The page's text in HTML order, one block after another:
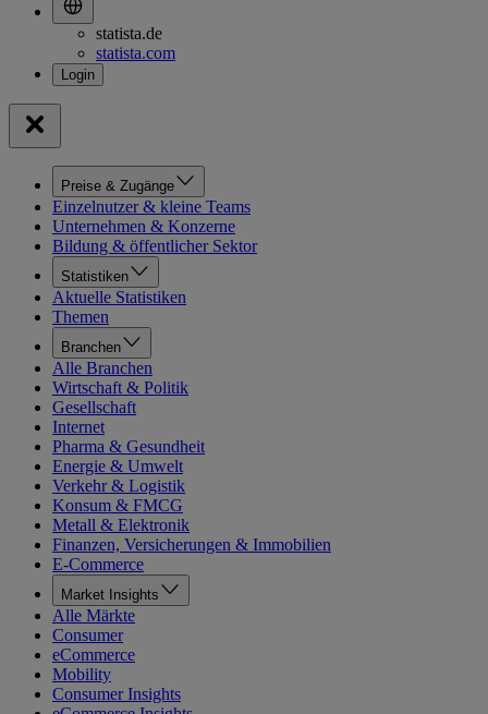
statista.de
statista.com
Preise & Zugänge
Einzelnutzer & kleine Teams
Unternehmen & Konzerne
Bildung & öffentlicher Sektor
Statistiken
Aktuelle Statistiken
Themen
Branchen
Alle Branchen
Wirtschaft & Politik
Gesellschaft
Internet
Pharma & Gesundheit
Energie & Umwelt
Verkehr & Logistik
Konsum & FMCG
Metall & Elektronik
Finanzen, Versicherungen & Immobilien
E-Commerce
Market Insights
Alle Märkte
Consumer
eCommerce
Mobility
Consumer Insights